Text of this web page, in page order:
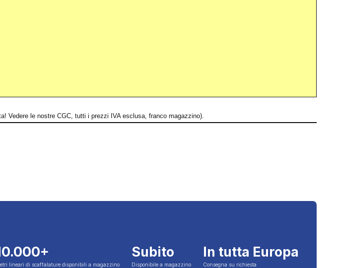
Vedere le nostre CGC, tutti i prezzi IVA esclusa, franco magazzino).
lineari di scaffalature disponibili a magazzino
Subito
Disponibile a magazzino
In tutta Europa
Consegna su richiesta